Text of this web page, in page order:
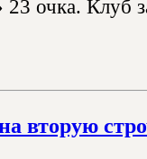
очка. Клуб
вторую